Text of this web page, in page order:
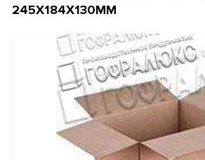
245Х184Х130ММ